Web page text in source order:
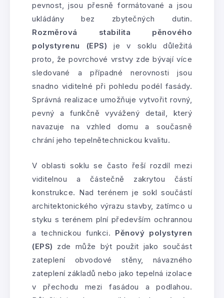
pevnost, jsou přesně formátované a jsou
ukládány bez zbytečných dutin.
Rozměrová stabilita pěnového
polystyrenu (EPS) je v soklu důležitá
proto, že povrchové vrstvy zde bývají více
sledované a případné nerovnosti jsou
snadno viditelné při pohledu podél fasády.
Správná realizace umožňuje vytvořit rovný,
pevný a funkčně vyvážený detail, který
navazuje na vzhled domu a současně
chrání jeho tepelnětechnickou kvalitu.
V oblasti soklu se často řeší rozdíl mezi
viditelnou a částečně zakrytou částí
konstrukce. Nad terénem je sokl součástí
architektonického výrazu stavby, zatímco u
styku s terénem plní především ochrannou
a technickou funkci. Pěnový polystyren
(EPS) zde může být použit jako součást
zateplení obvodové stěny, návazného
zateplení základů nebo jako tepelná izolace
v přechodu mezi fasádou a podlahou.